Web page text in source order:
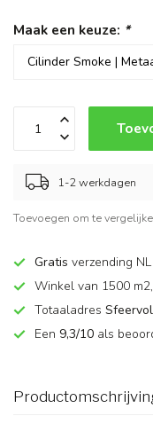
Maak een keuze: *
1-2 werkdagen
Toevoegen om te
Gratis verzending
Winkel van 1500 m2,
Totaaladres
Een 9,3/10 als